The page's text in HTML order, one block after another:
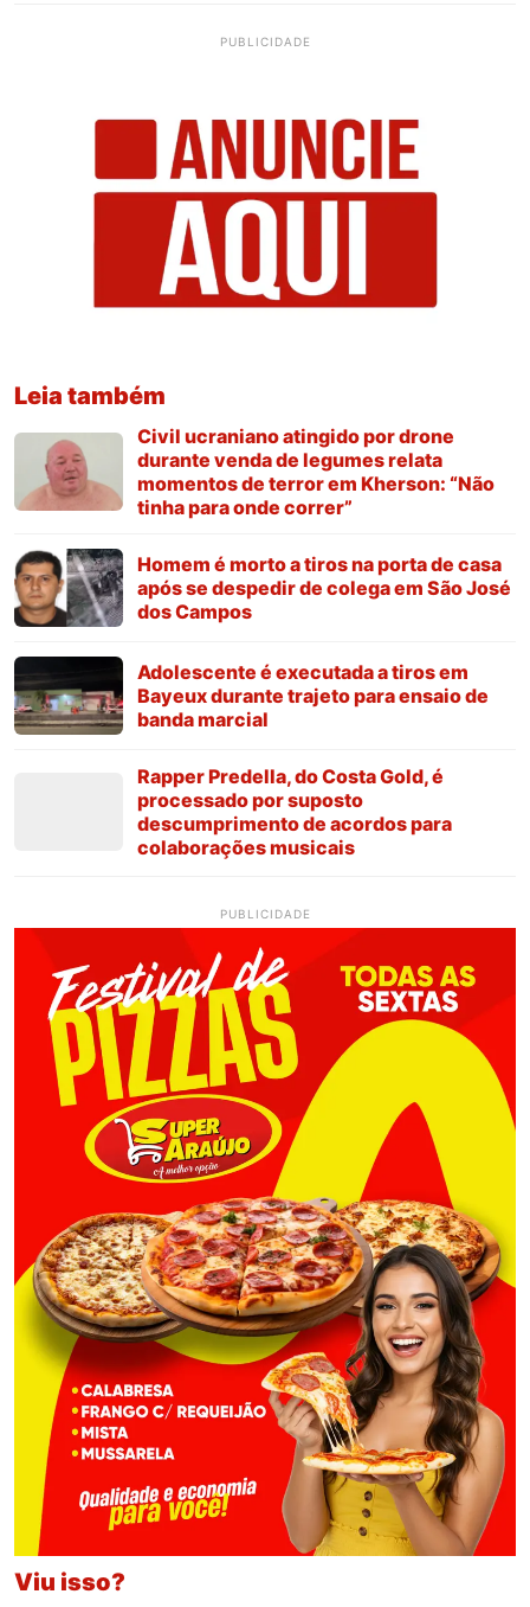
PUBLICIDADE
Leia também
Civil ucraniano atingido por drone
durante venda de legumes relata
momentos de terror em Kherson: “Não
tinha para onde correr”
Homem é morto a tiros na porta de casa
após se despedir de colega em São José
dos Campos
Adolescente é executada a tiros em
Bayeux durante trajeto para ensaio de
banda marcial
Rapper Predella, do Costa Gold, é
processado por suposto
descumprimento de acordos para
colaborações musicais
PUBLICIDADE
Viu isso?